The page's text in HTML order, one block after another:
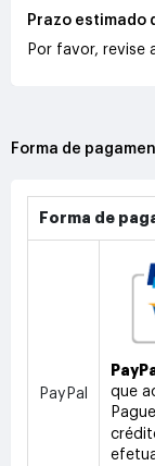
Prazo estimado
Por favor, revise
Forma de
Forma de
PayPal
que